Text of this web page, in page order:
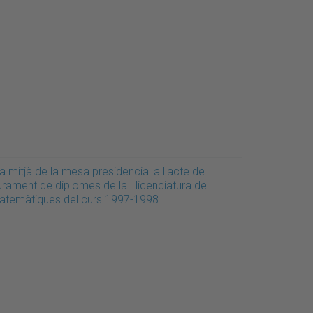
mitjà de la mesa presidencial a l'acte de
de diplomes de la Llicenciatura de
del curs 1997-1998